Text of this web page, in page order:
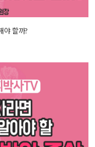
야 할까?